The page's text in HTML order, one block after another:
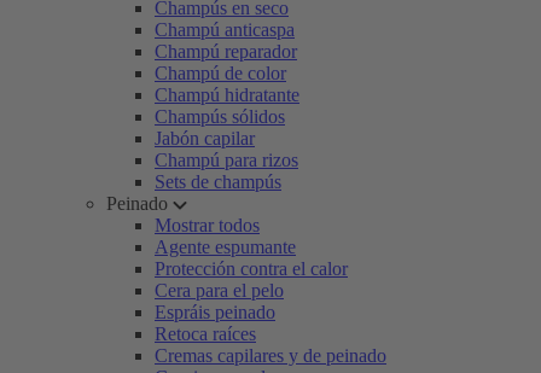
Champús en seco
Champú anticaspa
Champú reparador
Champú de color
Champú hidratante
Champús sólidos
Jabón capilar
Champú para rizos
Sets de champús
Peinado
Mostrar todos
Agente espumante
Protección contra el calor
Cera para el pelo
Espráis peinado
Retoca raíces
Cremas capilares y de peinado